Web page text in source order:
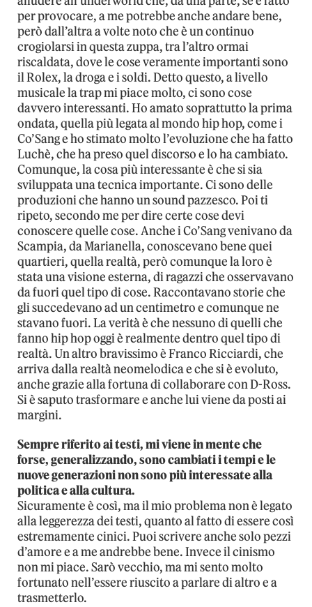
per provocare, a me potrebbe anche andare bene,
però dall’altra a volte noto che è un continuo
crogiolarsi in questa zuppa, tra l’altro ormai
riscaldata, dove le cose veramente importanti sono
il Rolex, la droga e i soldi. Detto questo, a livello
musicale la trap mi piace molto, ci sono cose
davvero interessanti. Ho amato soprattutto la prima
ondata, quella più legata al mondo hip hop, come i
Co’Sang e ho stimato molto l’evoluzione che ha fatto
Luchè, che ha preso quel discorso e lo ha cambiato.
Comunque, la cosa più interessante è che si sia
sviluppata una tecnica importante. Ci sono delle
produzioni che hanno un sound pazzesco. Poi ti
ripeto, secondo me per dire certe cose devi
conoscere quelle cose. Anche i Co’Sang venivano da
Scampia, da Marianella, conoscevano bene quei
quartieri, quella realtà, però comunque la loro è
stata una visione esterna, di ragazzi che osservavano
da fuori quel tipo di cose. Raccontavano storie che
gli succedevano ad un centimetro e comunque ne
stavano fuori. La verità è che nessuno di quelli che
fanno hip hop oggi è realmente dentro quel tipo di
realtà. Un altro bravissimo è Franco Ricciardi, che
arriva dalla realtà neomelodica e che si è evoluto,
anche grazie alla fortuna di collaborare con D-Ross.
Si è saputo trasformare e anche lui viene da posti ai
margini.
Sempre riferito ai testi, mi viene in mente che
forse, generalizzando, sono cambiati i tempi e le
nuove generazioni non sono più interessate alla
politica e alla cultura.
Sicuramente è così, ma il mio problema non è legato
alla leggerezza dei testi, quanto al fatto di essere così
estremamente cinici. Puoi scrivere anche solo pezzi
d’amore e a me andrebbe bene. Invece il cinismo
non mi piace. Sarò vecchio, ma mi sento molto
fortunato nell’essere riuscito a parlare di altro e a
trasmetterlo.